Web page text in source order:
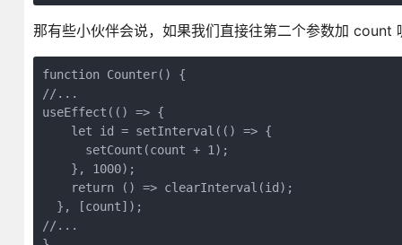
那有些小伙伴会说，如果我们直接往第二个参数加 count
function Counter() {
//...
useEffect(() => {
    let id = setInterval(() => {
      setCount(count + 1);
    }, 1000);
    return () => clearInterval(id);
  }, [count]);
//...